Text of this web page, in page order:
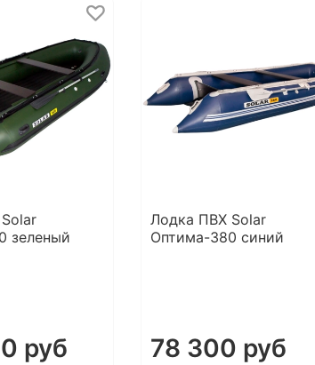
зеленый
руб
Лодка ПВХ Solar
Оптима-380 синий
78 300 руб